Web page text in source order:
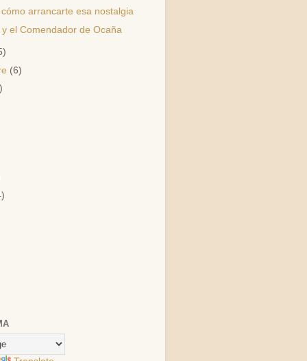
arrancarte esa nostalgia
y el Comendador de Ocaña
(6)